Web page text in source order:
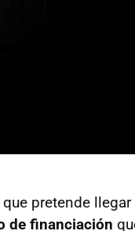
pretende
de financiación